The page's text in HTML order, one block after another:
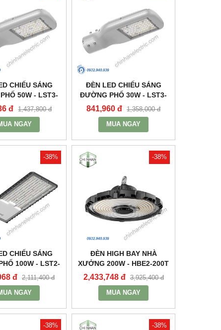
CHIẾU SÁNG
50W - LST3-
50 - MPE
đ 1,437,800 đ
NGAY
ĐÈN LED CHIẾU SÁNG
ĐƯỜNG PHỐ 30W - LST3-
30 - MPE
841,960 đ 1,358,000 đ
MUA NGAY
-38%
CHIẾU SÁNG
100W - LST2-
- MPE
đ 2,111,400 đ
NGAY
-38%
ĐÈN HIGH BAY NHÀ
XƯỞNG 200W - HBE2-200T
- MPE
2,433,748 đ 3,925,400 đ
MUA NGAY
-38% -38%